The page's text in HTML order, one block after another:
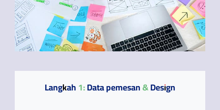
Langkah 1: Data pemesan & Design